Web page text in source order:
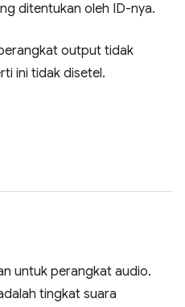
ditentukan oleh ID-nya.
output tidak
ini tidak disetel.
untuk perangkat audio.
tingkat suara